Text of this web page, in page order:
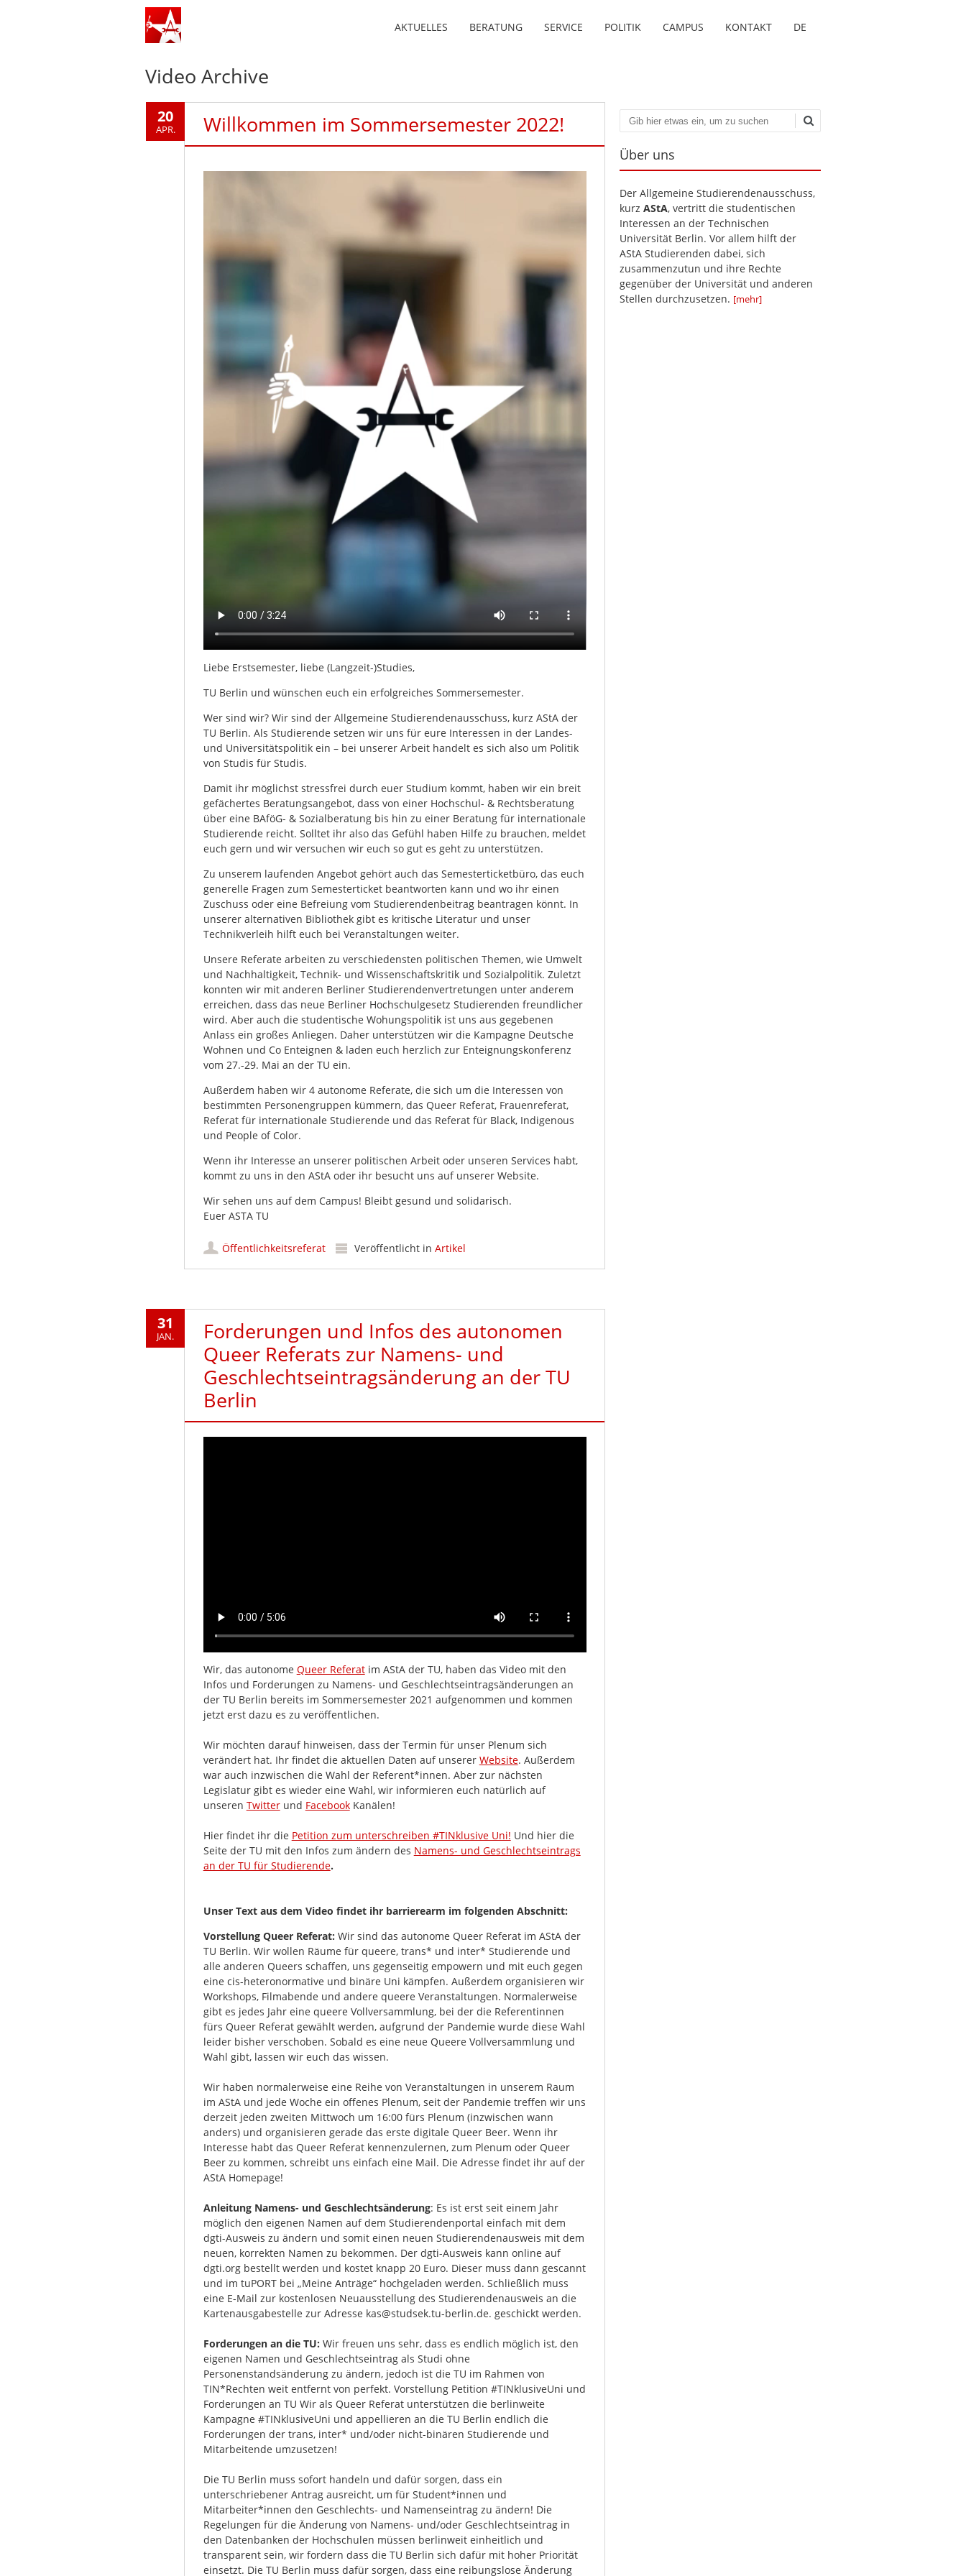
DE
AKTUELLES BERATUNG SERVICE POLITIK CAMPUS KONTAKT
Video Archive
20
APR. Willkommen im Sommersemester 2022!
Liebe Erstsemester, liebe (Langzeit-)Studies,
TU Berlin und wünschen euch ein erfolgreiches Sommersemester.
Wer sind wir? Wir sind der Allgemeine Studierendenausschuss, kurz AStA der
TU Berlin. Als Studierende setzen wir uns für eure Interessen in der Landes-
und Universitätspolitik ein – bei unserer Arbeit handelt es sich also um Politik
von Studis für Studis.
Damit ihr möglichst stressfrei durch euer Studium kommt, haben wir ein breit
gefächertes Beratungsangebot, dass von einer Hochschul- & Rechtsberatung
über eine BAföG- & Sozialberatung bis hin zu einer Beratung für internationale
Studierende reicht. Solltet ihr also das Gefühl haben Hilfe zu brauchen, meldet
euch gern und wir versuchen wir euch so gut es geht zu unterstützen.
Zu unserem laufenden Angebot gehört auch das Semesterticketbüro, das euch
generelle Fragen zum Semesterticket beantworten kann und wo ihr einen
Zuschuss oder eine Befreiung vom Studierendenbeitrag beantragen könnt. In
unserer alternativen Bibliothek gibt es kritische Literatur und unser
Technikverleih hilft euch bei Veranstaltungen weiter.
Unsere Referate arbeiten zu verschiedensten politischen Themen, wie Umwelt
und Nachhaltigkeit, Technik- und Wissenschaftskritik und Sozialpolitik. Zuletzt
konnten wir mit anderen Berliner Studierendenvertretungen unter anderem
erreichen, dass das neue Berliner Hochschulgesetz Studierenden freundlicher
wird. Aber auch die studentische Wohungspolitik ist uns aus gegebenen
Anlass ein großes Anliegen. Daher unterstützen wir die Kampagne Deutsche
Wohnen und Co Enteignen & laden euch herzlich zur Enteignungskonferenz
vom 27.-29. Mai an der TU ein.
Außerdem haben wir 4 autonome Referate, die sich um die Interessen von
bestimmten Personengruppen kümmern, das Queer Referat, Frauenreferat,
Referat für internationale Studierende und das Referat für Black, Indigenous
und People of Color.
Wenn ihr Interesse an unserer politischen Arbeit oder unseren Services habt,
kommt zu uns in den AStA oder ihr besucht uns auf unserer Website.
Wir sehen uns auf dem Campus! Bleibt gesund und solidarisch.
Euer ASTA TU
Öffentlichkeitsreferat Veröffentlicht in Artikel
31
JAN.
Forderungen und Infos des autonomen
Queer Referats zur Namens- und
Geschlechtseintragsänderung an der TU
Berlin
Wir, das autonome Queer Referatim AStA der TU, haben das Video mit den
Infos und Forderungen zu Namens- und Geschlechtseintragsänderungen an
der TU Berlin bereits im Sommersemester 2021 aufgenommen und kommen
jetzt erst dazu es zu veröffentlichen.
Wir möchten darauf hinweisen, dass der Termin für unser Plenum sich
verändert hat. Ihr findet die aktuellen Daten auf unserer Website. Außerdem
war auch inzwischen die Wahl der Referent*innen. Aber zur nächsten
Legislatur gibt es wieder eine Wahl, wir informieren euch natürlich auf
unseren Twitterund FacebookKanälen!
Hier findet ihr die Petition zum unterschreiben #TINklusive Uni! Und hier die
Seite der TU mit den Infos zum ändern des Namens- und Geschlechtseintrags
an der TU für Studierende.
Unser Text aus dem Video findet ihr barrierearm im folgenden Abschnitt:
Vorstellung Queer Referat: Wir sind das autonome Queer Referat im AStA der
TU Berlin. Wir wollen Räume für queere, trans* und inter* Studierende und
alle anderen Queers schaffen, uns gegenseitig empowern und mit euch gegen
eine cis-heteronormative und binäre Uni kämpfen. Außerdem organisieren wir
Workshops, Filmabende und andere queere Veranstaltungen. Normalerweise
gibt es jedes Jahr eine queere Vollversammlung, bei der die Referentinnen
fürs Queer Referat gewählt werden, aufgrund der Pandemie wurde diese Wahl
leider bisher verschoben. Sobald es eine neue Queere Vollversammlung und
Wahl gibt, lassen wir euch das wissen.
Wir haben normalerweise eine Reihe von Veranstaltungen in unserem Raum
im AStA und jede Woche ein offenes Plenum, seit der Pandemie treffen wir uns
derzeit jeden zweiten Mittwoch um 16:00 fürs Plenum (inzwischen wann
anders) und organisieren gerade das erste digitale Queer Beer. Wenn ihr
Interesse habt das Queer Referat kennenzulernen, zum Plenum oder Queer
Beer zu kommen, schreibt uns einfach eine Mail. Die Adresse findet ihr auf der
AStA Homepage!
Anleitung Namens- und Geschlechtsänderung: Es ist erst seit einem Jahr
möglich den eigenen Namen auf dem Studierendenportal einfach mit dem
dgti-Ausweis zu ändern und somit einen neuen Studierendenausweis mit dem
neuen, korrekten Namen zu bekommen. Der dgti-Ausweis kann online auf
dgti.org bestellt werden und kostet knapp 20 Euro. Dieser muss dann gescannt
und im tuPORT bei „Meine Anträge“ hochgeladen werden. Schließlich muss
eine E-Mail zur kostenlosen Neuausstellung des Studierendenausweis an die
Kartenausgabestelle zur Adresse kas@studsek.tu-berlin.de. geschickt werden.
Forderungen an die TU: Wir freuen uns sehr, dass es endlich möglich ist, den
eigenen Namen und Geschlechtseintrag als Studi ohne
Personenstandsänderung zu ändern, jedoch ist die TU im Rahmen von
TIN*Rechten weit entfernt von perfekt. Vorstellung Petition #TINklusiveUni und
Forderungen an TU Wir als Queer Referat unterstützen die berlinweite
Kampagne #TINklusiveUni und appellieren an die TU Berlin endlich die
Forderungen der trans, inter* und/oder nicht-binären Studierende und
Mitarbeitende umzusetzen!
Die TU Berlin muss sofort handeln und dafür sorgen, dass ein
unterschriebener Antrag ausreicht, um für Student*innen und
Mitarbeiter*innen den Geschlechts- und Namenseintrag zu ändern! Die
Regelungen für die Änderung von Namens- und/oder Geschlechtseintrag in
den Datenbanken der Hochschulen müssen berlinweit einheitlich und
transparent sein, wir fordern dass die TU Berlin sich dafür mit hoher Priorität
einsetzt. Die TU Berlin muss dafür sorgen, dass eine reibungslose Änderung
Suchen
Über uns
Der Allgemeine Studierendenausschuss,
kurz AStA, vertritt die studentischen
Interessen an der Technischen
Universität Berlin. Vor allem hilft der
AStA Studierenden dabei, sich
zusammenzutun und ihre Rechte
gegenüber der Universität und anderen
Stellen durchzusetzen. [mehr]